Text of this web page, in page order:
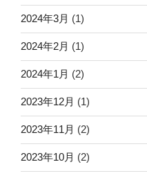
2024年3月 (1)
2024年2月 (1)
2024年1月 (2)
2023年12月 (1)
2023年11月 (2)
2023年10月 (2)